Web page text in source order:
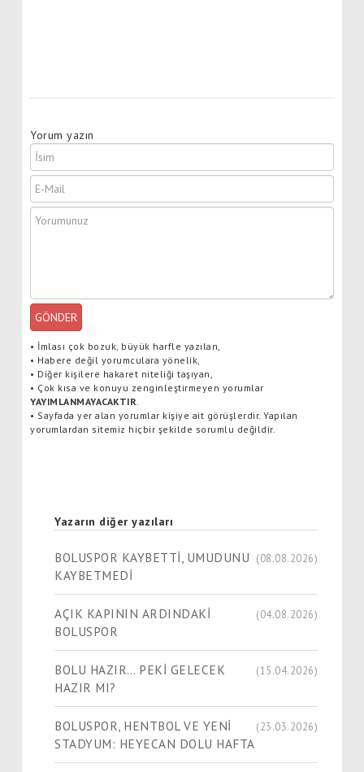
Yorum yazın
GÖNDER
• İmlası çok bozuk, büyük harfle yazılan,
• Habere değil yorumculara yönelik,
• Diğer kişilere hakaret niteliği taşıyan,
• Çok kısa ve konuyu zenginleştirmeyen yorumlar
YAYIMLANMAYACAKTIR
• Sayfada yer alan yorumlar kişiye ait görüşlerdir. Yapılan
yorumlardan sitemiz hiçbir şekilde sorumlu değildir.
Yazarın diğer yazıları
BOLUSPOR KAYBETTİ, UMUDUNU
KAYBETMEDİ
(08.08.2026)
AÇIK KAPININ ARDINDAKİ
BOLUSPOR
(04.08.2026)
BOLU HAZIR… PEKİ GELECEK
HAZIR MI?
(15.04.2026)
BOLUSPOR, HENTBOL VE YENİ
STADYUM: HEYECAN DOLU HAFTA
(23.03.2026)